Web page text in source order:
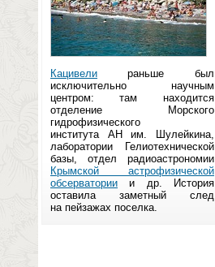
Кацивели раньше был
исключительно научным
центром: там находится
отделение Морского
гидрофизического
института АН им. Шулейкина,
лаборатории Гелиотехнической
базы, отдел радиоастрономии
Крымской астрофизической
обсерватории и др. История
оставила заметный след
на пейзажах поселка.